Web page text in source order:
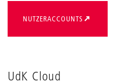
NUTZERACCOUNTS
UdK Cloud